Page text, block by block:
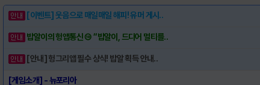
[이벤트] 웃음으로 매일매일 해피! 유머 게시..
밥알이의 헝앱통신 ⑲ “밥알이, 드디어 멀티를..
[안내] 헝그리앱 필수 상식! 밥알 획득 안내..
[게임소개] - 뉴포리아